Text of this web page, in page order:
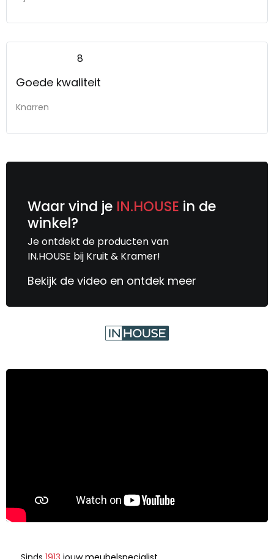
8
Goede kwaliteit
Knarren
Waar vind je IN.HOUSE in de
winkel?
Je ontdekt de producten van
IN.HOUSE bij Kruit & Kramer!
Bekijk de video en ontdek meer